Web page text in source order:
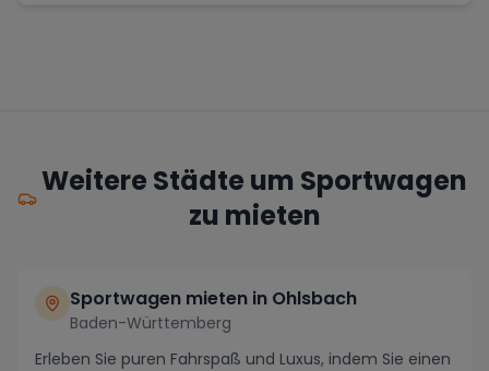
Weitere Städte um Sportwagen
zu mieten
Sportwagen mieten in Ohlsbach
Baden-Württemberg
Erleben Sie puren Fahrspaß und Luxus, indem Sie einen